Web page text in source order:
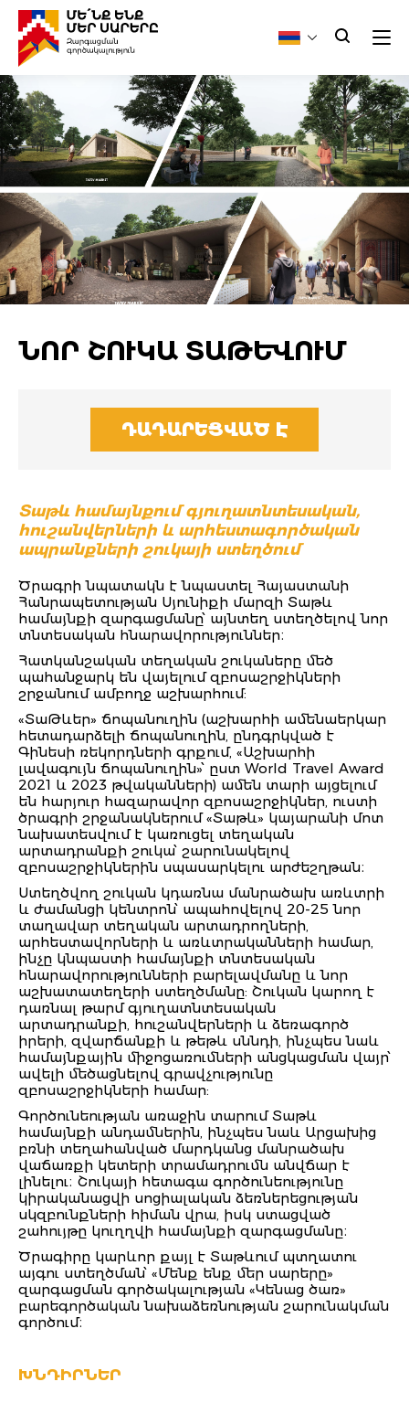
ՆՈՐ ՇՈՒԿԱ ՏԱԹԵՎՈՒՄ
ԴԱԴԱՐԵՑՎԱԾ Է
Տաթև համայնքում գյուղատնտեսական,
հուշանվերների և արհեստագործական
ապրանքների շուկայի ստեղծում
Ծրագրի նպատակն է նպաստել Հայաստանի
Հանրապետության Սյունիքի մարզի Տաթև
համայնքի զարգացմանը՝ այնտեղ ստեղծելով նոր
տնտեսական հնարավորություններ։
Հատկանշական տեղական շուկաները մեծ
պահանջարկ են վայելում զբոսաշրջիկների
շրջանում ամբողջ աշխարհում:
«ՏաԹևեր» ճոպանուղին (աշխարհի ամենաերկար
հետադարձելի ճոպանուղին, ընդգրկված է
Գինեսի ռեկորդների գրքում, «Աշխարհի
լավագույն ճոպանուղին»՝ ըստ World Travel Award
2021 և 2023 թվականների) ամեն տարի այցելում
են հարյուր հազարավոր զբոսաշրջիկներ, ուստի
ծրագրի շրջանակներում «Տաթև» կայարանի մոտ
նախատեսվում է կառուցել տեղական
արտադրանքի շուկա՝ շարունակելով
զբոսաշրջիկներին սպասարկելու արժեշղթան։
Ստեղծվող շուկան կդառնա մանրածախ առևտրի
և ժամանցի կենտրոն՝ ապահովելով 20-25 նոր
տաղավար տեղական արտադրողների,
արհեստավորների և առևտրականների համար,
ինչը կնպաստի համայնքի տնտեսական
հնարավորությունների բարելավմանը և նոր
աշխատատեղերի ստեղծմանը: Շուկան կարող է
դառնալ թարմ գյուղատնտեսական
արտադրանքի, հուշանվերների և ձեռագործ
իրերի, զվարճանքի և թեթև սննդի, ինչպես նաև
համայնքային միջոցառումների անցկացման վայր՝
ավելի մեծացնելով գրավչությունը
զբոսաշրջիկների համար:
Գործունեության առաջին տարում Տաթև
համայնքի անդամներին, ինչպես նաև Արցախից
բռնի տեղահանված մարդկանց մանրածախ
վաճառքի կետերի տրամադրումն անվճար է
լինելու։ Շուկայի հետագա գործունեությունը
կիրականացվի սոցիալական ձեռներեցության
սկզբունքների հիման վրա, իսկ ստացված
շահույթը կուղղվի համայնքի զարգացմանը։
Ծրագիրը կարևոր քայլ է Տաթևում պտղատու
այգու ստեղծման՝ «Մենք ենք մեր սարերը»
զարգացման գործակալության «Կենաց ծառ»
բարեգործական նախաձեռնության շարունակման
գործում։
ԽՆԴԻՐՆԵՐ